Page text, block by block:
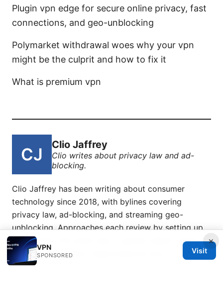
Plugin vpn edge for secure online privacy, fast
connections, and geo-unblocking
Polymarket withdrawal woes why your vpn
might be the culprit and how to fix it
What is premium vpn
Clio Jaffrey
Clio writes about privacy law and ad-
blocking.
Clio Jaffrey has been writing about consumer
technology since 2018, with bylines covering
privacy law, ad-blocking, and streaming geo-
unblocking. Approaches each review by setting up
the product the same way a typical reader would
and recording every snag along the way.
×
VPN
SPONSORED
Visit